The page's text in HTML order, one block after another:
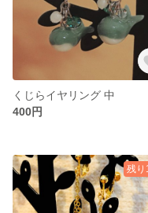
くじらイヤリング 中
400円
残り